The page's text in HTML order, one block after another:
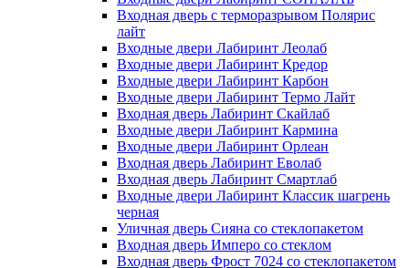
Входная дверь с терморазрывом Полярис
лайт
Входные двери Лабиринт Леолаб
Входные двери Лабиринт Кредор
Входные двери Лабиринт Карбон
Входные двери Лабиринт Термо Лайт
Входная дверь Лабиринт Скайлаб
Входные двери Лабиринт Кармина
Входные двери Лабиринт Орлеан
Входная дверь Лабиринт Еволаб
Входная дверь Лабиринт Смартлаб
Входные двери Лабиринт Классик шагрень
черная
Уличная дверь Сияна со стеклопакетом
Входная дверь Имперо со стеклом
Входная дверь Фрост 7024 со стеклопакетом